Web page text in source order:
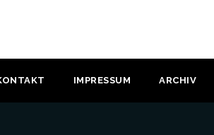
IMPRESSUM ARCHIV